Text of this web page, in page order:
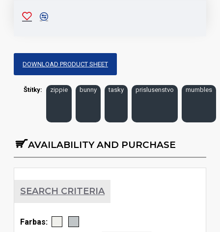
DOWNLOAD PRODUCT SHEET
Štítky: zippie bunny tasky prislusenstvo mumbles
AVAILABILITY AND PURCHASE
SEARCH CRITERIA
Farbas: